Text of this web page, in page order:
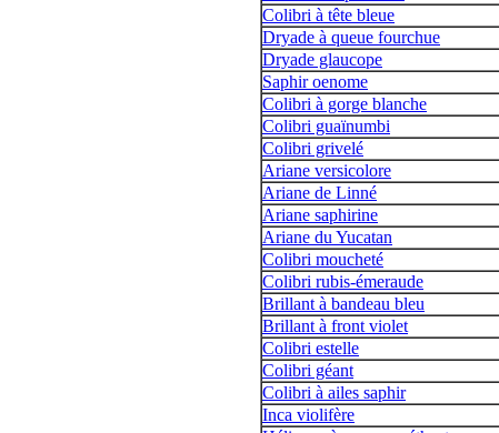
Colibri à tête bleue
Dryade à queue fourchue
Dryade glaucope
Saphir oenome
Colibri à gorge blanche
Colibri guaïnumbi
Colibri grivelé
Ariane versicolore
Ariane de Linné
Ariane saphirine
Ariane du Yucatan
Colibri moucheté
Colibri rubis-émeraude
Brillant à bandeau bleu
Brillant à front violet
Colibri estelle
Colibri géant
Colibri à ailes saphir
Inca violifère